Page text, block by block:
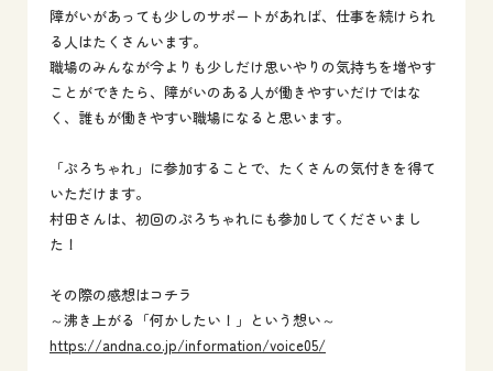
障がいがあっても少しのサポートがあれば、仕事を続けられ
る人はたくさんいます。
職場のみんなが今よりも少しだけ思いやりの気持ちを増やす
ことができたら、障がいのある人が働きやすいだけではな
く、誰もが働きやすい職場になると思います。
「ぷろちゃれ」に参加することで、たくさんの気付きを得て
いただけます。
村田さんは、初回のぷろちゃれにも参加してくださいまし
た！
その際の感想はコチラ
～沸き上がる「何かしたい！」という想い～
https://andna.co.jp/information/voice05/